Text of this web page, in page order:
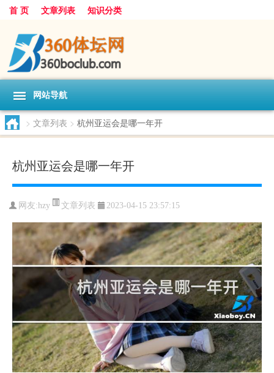
首 页 文章列表 知识分类
网站导航
> 文章列表 > 杭州亚运会是哪一年开
杭州亚运会是哪一年开
网友:hzy 文章列表 2023-04-15 23:57:15